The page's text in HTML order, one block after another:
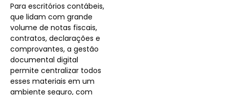
Para escritórios contábeis,
que lidam com grande
volume de notas fiscais,
contratos, declarações e
comprovantes, a gestão
documental digital
permite centralizar todos
esses materiais em um
ambiente seguro, com